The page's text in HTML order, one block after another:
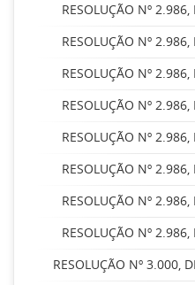
RESOLUÇÃO Nº
RESOLUÇÃO Nº
RESOLUÇÃO Nº
RESOLUÇÃO Nº
RESOLUÇÃO Nº
RESOLUÇÃO Nº
RESOLUÇÃO Nº
RESOLUÇÃO Nº
RESOLUÇÃO Nº 3.000,